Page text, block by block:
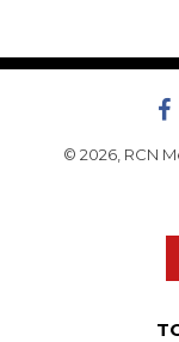
© 2026, RCN